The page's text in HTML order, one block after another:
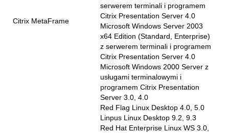
Citrix MetaFrame
serwerem terminali i programem
Citrix Presentation Server 4.0
Microsoft Windows Server 2003
x64 Edition (Standard, Enterprise)
z serwerem terminali i programem
Citrix Presentation Server 4.0
Microsoft Windows 2000 Server z
usługami terminalowymi i
programem Citrix Presentation
Server 3.0, 4.0
Red Flag Linux Desktop 4.0, 5.0
Linpus Linux Desktop 9.2, 9.3
Red Hat Enterprise Linux WS 3.0,